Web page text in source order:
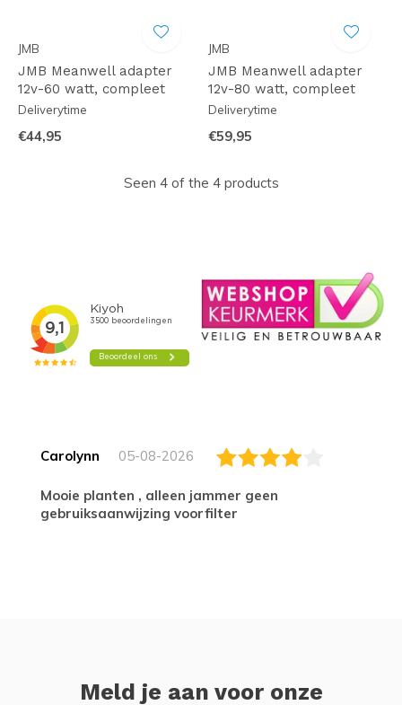
JMB
JMB Meanwell adapter
12v-60 watt, compleet
Deliverytime
€44,95
JMB
JMB Meanwell adapter
12v-80 watt, compleet
Deliverytime
€59,95
Seen 4 of the 4 products
Carolynn 05-08-2026
Mooie planten , alleen jammer geen
gebruiksaanwijzing voorfilter
Meld je aan voor onze